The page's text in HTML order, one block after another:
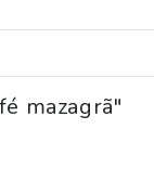
mazagrã"